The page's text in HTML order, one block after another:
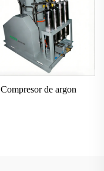
Compresor de argon